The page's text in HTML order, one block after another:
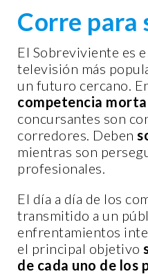
Corre
El Sobreviviente es
televisión más
un futuro cercano.
competencia
concursantes son
corredores. Deben
mientras son
profesionales.
El día a día de los
transmitido a un
enfrentamientos
el principal objetivo
de cada uno de los